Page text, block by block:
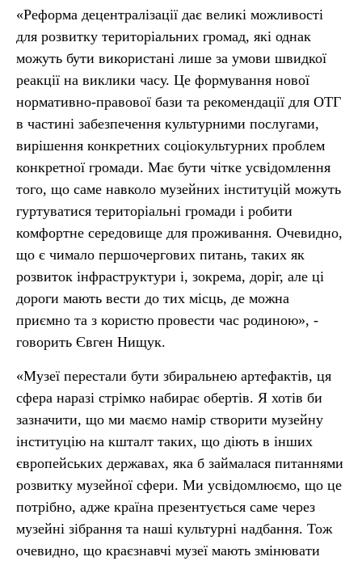
«Реформа децентралізації дає великі можливості
для розвитку територіальних громад, які однак
можуть бути використані лише за умови швидкої
реакції на виклики часу. Це формування нової
нормативно-правової бази та рекомендації для ОТГ
в частині забезпечення культурними послугами,
вирішення конкретних соціокультурних проблем
конкретної громади. Має бути чітке усвідомлення
того, що саме навколо музейних інституцій можуть
гуртуватися територіальні громади і робити
комфортне середовище для проживання. Очевидно,
що є чимало першочергових питань, таких як
розвиток інфраструктури і, зокрема, доріг, але ці
дороги мають вести до тих місць, де можна
приємно та з користю провести час родиною», -
говорить Євген Нищук.
«Музеї перестали бути збиральнею артефактів, ця
сфера наразі стрімко набирає обертів. Я хотів би
зазначити, що ми маємо намір створити музейну
інституцію на кшталт таких, що діють в інших
європейських державах, яка б займалася питаннями
розвитку музейної сфери. Ми усвідомлюємо, що це
потрібно, адже країна презентується саме через
музейні зібрання та наші культурні надбання. Тож
очевидно, що краєзнавчі музеї мають змінювати